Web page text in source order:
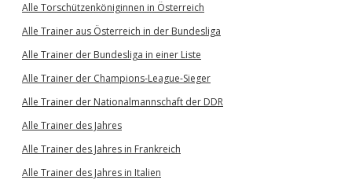
Alle Torschützenköniginnen in Österreich
Alle Trainer aus Österreich in der Bundesliga
Alle Trainer der Bundesliga in einer Liste
Alle Trainer der Champions-League-Sieger
Alle Trainer der Nationalmannschaft der DDR
Alle Trainer des Jahres
Alle Trainer des Jahres in Frankreich
Alle Trainer des Jahres in Italien